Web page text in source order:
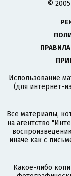
©
Использование
(для интернет-
Все материалы,
на агентство
иначе как с
Какое-либо